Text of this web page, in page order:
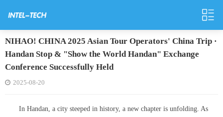
NIHAO! CHINA 2025 Asian Tour Operators' China Trip ·
Handan Stop & "Show the World Handan" Exchange
Conference Successfully Held
2025-08-20
In Handan, a city steeped in history, a new chapter is unfolding. As